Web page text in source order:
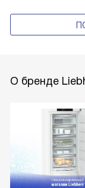
О бренде